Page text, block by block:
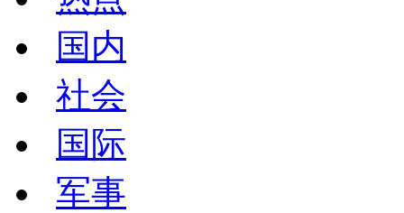
国内
社会
国际
军事